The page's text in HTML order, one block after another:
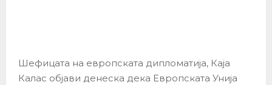
Шефицата на европската дипломатија, Каја
Калас објави денеска дека Европската Унија